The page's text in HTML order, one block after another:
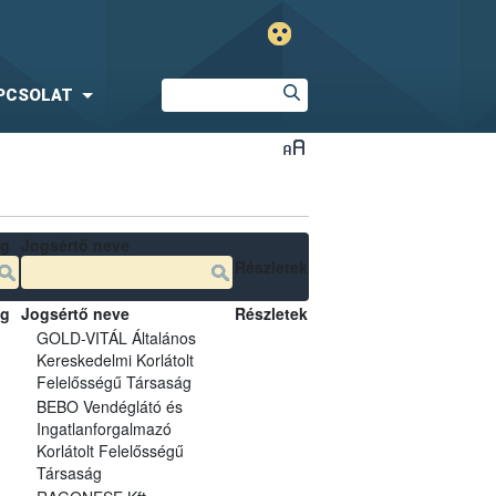
Jogsértő neve
Részletek
GOLD-VITÁL Általános
Kereskedelmi Korlátolt
Felelősségű Társaság
BEBO Vendéglátó és
Ingatlanforgalmazó
Korlátolt Felelősségű
Társaság